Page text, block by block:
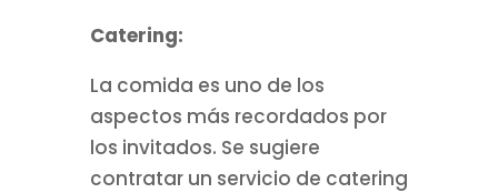
Catering:
La comida es uno de los
aspectos más recordados por
los invitados. Se sugiere
contratar un servicio de catering